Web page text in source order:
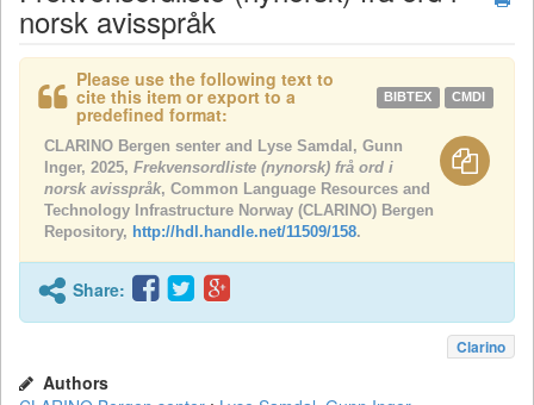
norsk avisspråk
Please use the following text to
cite this item or export to a
predefined format:
BIBTEX CMDI
CLARINO Bergen senter and Lyse Samdal, Gunn
Inger, 2025, Frekvensordliste (nynorsk) frå ord i
norsk avisspråk, Common Language Resources and
Technology Infrastructure Norway (CLARINO) Bergen
Repository, http://hdl.handle.net/11509/158.
Share:
Clarino
Authors